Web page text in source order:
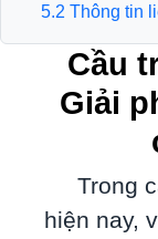
5.2 Thông tin
Cầu
Giải
Trong
hiện nay,